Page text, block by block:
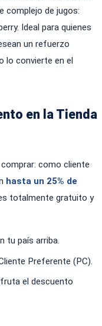
complejo de jugos:
Ideal para quienes
un refuerzo
lo convierte en el
en la Tienda
como cliente
hasta un 25% de
totalmente gratuito y
tu país arriba.
Preferente (PC).
el descuento